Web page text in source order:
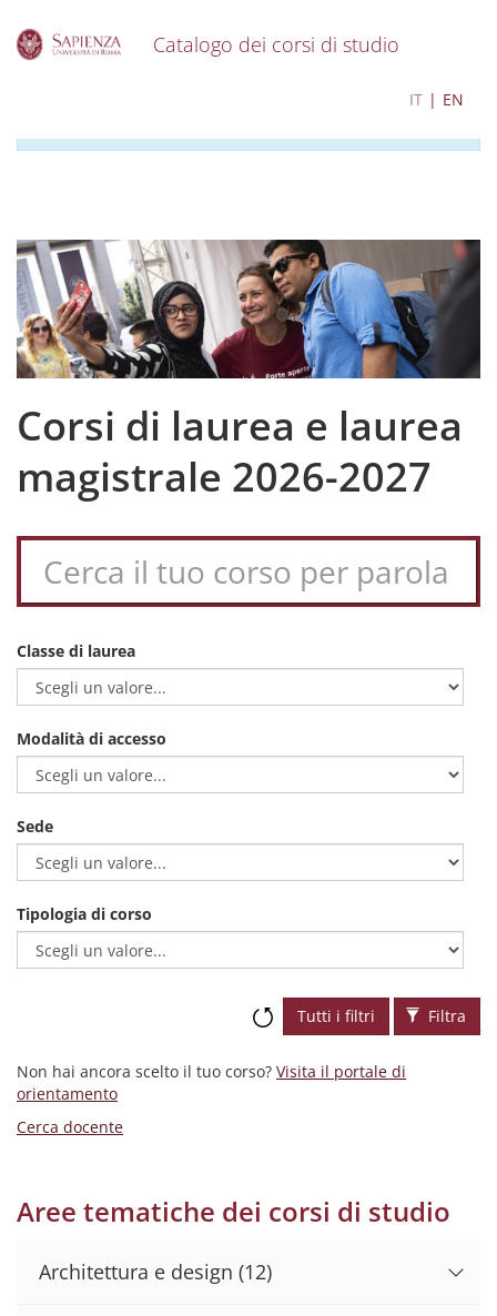
Catalogo dei corsi di studio
IT EN
I contenuti del catalogo per l'a.a. 2026-2027 sono in
Corsi di laurea e laurea
magistrale 2026-2027
Classe di laurea
Modalità di accesso
Sede
Tipologia di corso
Tutti i filtri Filtra
Non hai ancora scelto il tuo corso? Visita il portale di
orientamento
Cerca docente
Aree tematiche dei corsi di studio
Architettura e design (12)